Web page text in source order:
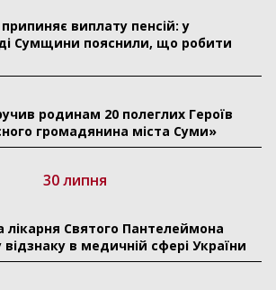
виплату пенсій: у
Сумщини пояснили, що робити
родинам 20 полеглих Героїв
громадянина міста Суми»
30 липня
лікарня Святого Пантелеймона
в медичній сфері України